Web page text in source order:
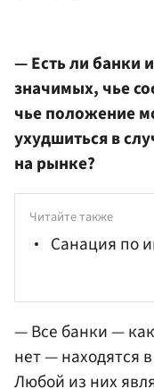
— Есть ли банки
значимых, чье
чье положение
ухудшиться в
на рынке?
Читайте также
Cанация по
— Все банки —
нет — находятся
Любой из них